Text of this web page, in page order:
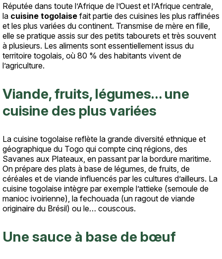
Réputée dans toute l’Afrique de l’Ouest et l’Afrique centrale,
la cuisine togolaise fait partie des cuisines les plus raffinées
et les plus variées du continent. Transmise de mère en fille,
elle se pratique assis sur des petits tabourets et très souvent
à plusieurs. Les aliments sont essentiellement issus du
territoire togolais, où 80 % des habitants vivent de
l’agriculture.
Viande, fruits, légumes… une
cuisine des plus variées
La cuisine togolaise reflète la grande diversité ethnique et
géographique du Togo qui compte cinq régions, des
Savanes aux Plateaux, en passant par la bordure maritime.
On prépare des plats à base de légumes, de fruits, de
céréales et de viande influencés par les cultures d’ailleurs. La
cuisine togolaise intègre par exemple l’attieke (semoule de
manioc ivoirienne), la fechouada (un ragout de viande
originaire du Brésil) ou le… couscous.
Une sauce à base de bœuf